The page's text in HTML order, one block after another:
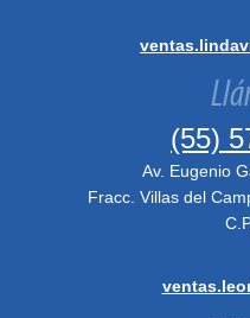
(55)
Av. Eugenio
Fracc. Villas del